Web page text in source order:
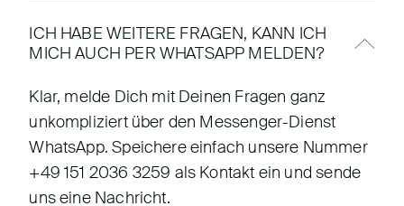
ICH HABE WEITERE FRAGEN, KANN ICH
MICH AUCH PER WHATSAPP MELDEN?
Klar, melde Dich mit Deinen Fragen ganz
unkompliziert über den Messenger-Dienst
WhatsApp. Speichere einfach unsere Nummer
+49 151 2036 3259 als Kontakt ein und sende
uns eine Nachricht.